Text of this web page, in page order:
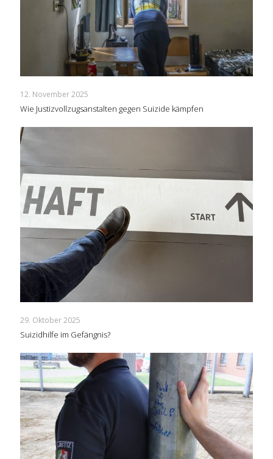
12. November 2025
Wie Justizvollzugsanstalten gegen Suizide kämpfen
29. Oktober 2025
Suizidhilfe im Gefängnis?